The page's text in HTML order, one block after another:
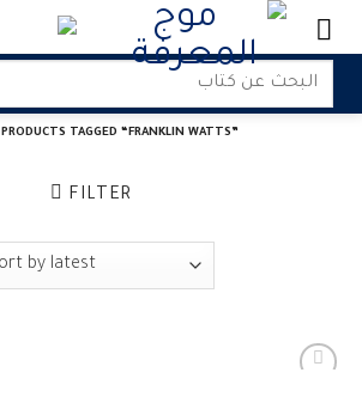
Search
PRODUCTS TAGGED “FRANKLIN WATTS”
FILTER